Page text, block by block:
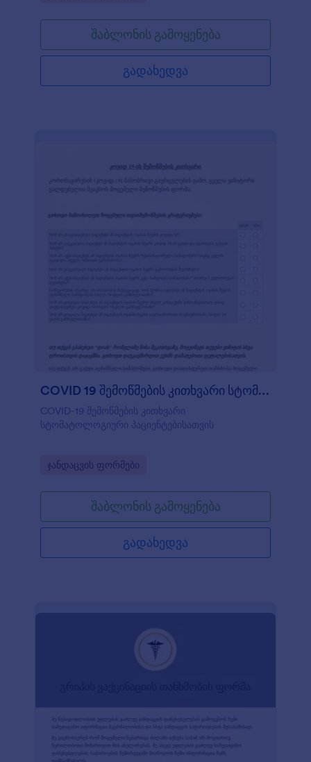
შაბლონის გამოყენება
გადახედვა
COVID 19 შემოწმების კითხვარი სტომატოლოგი?
COVID-19 შემოწმების კითხვარი
სტომატოლოგიური პაციენტებისათვის
Go to Category:
ჯანდაცვის ფორმები
შაბლონის გამოყენება
გადახედვა